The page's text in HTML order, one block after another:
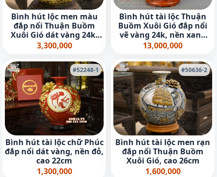
Bình hút lộc men màu
đắp nổi Thuận Buồm
Xuôi Gió dát vàng 24k,
nền đỏ cao 26cm
3,300,000
Bình hút tài lộc Thuận
Buồm Xuôi Gió đắp nổi
vẽ vàng 24k, nền xanh
ngọc - cao 40cm
13,000,000
#52248-1
Bình hút tài lộc chữ Phúc
đắp nổi dát vàng, nền đỏ,
cao 22cm
1,300,000
#50636-2
Bình hút tài lộc men rạn
đắp nổi Thuận Buồm
Xuôi Gió, cao 26cm
1,600,000